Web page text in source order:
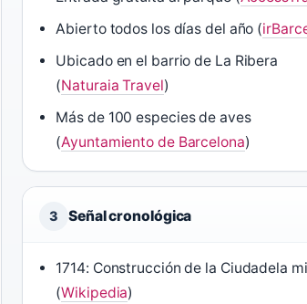
Abierto todos los días del año (
Ubicado en el barrio de La Ribera
(Naturaia Travel)
Más de 100 especies de aves
(Ayuntamiento de Barcelona)
3 Señal cronológica
1714: Construcción de la Ciudadela
(Wikipedia)